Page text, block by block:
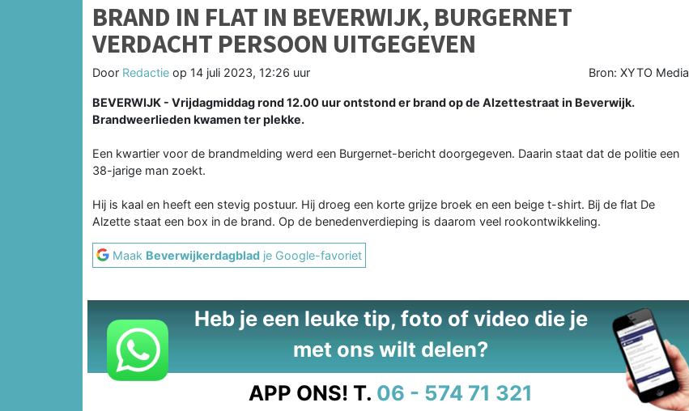
BRAND IN FLAT IN BEVERWIJK, BURGERNET
VERDACHT PERSOON UITGEGEVEN
Door Redactie op 14 juli 2023, 12:26 uur Bron: XYTO Media
BEVERWIJK - Vrijdagmiddag rond 12.00 uur ontstond er brand op de Alzettestraat in Beverwijk.
Brandweerlieden kwamen ter plekke.
Een kwartier voor de brandmelding werd een Burgernet-bericht doorgegeven. Daarin staat dat de politie een
38-jarige man zoekt.
Hij is kaal en heeft een stevig postuur. Hij droeg een korte grijze broek en een beige t-shirt. Bij de flat De
Alzette staat een box in de brand. Op de benedenverdieping is daarom veel rookontwikkeling.
Maak Beverwijkerdagblad je Google-favoriet
Heb je een leuke tip, foto of video die je
met ons wilt delen?
APP ONS! T. 06 - 574 71 321